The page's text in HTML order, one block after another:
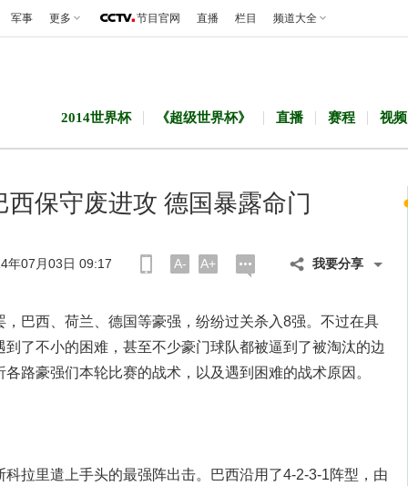
军事 更多 节目官网 直播 栏目 频道大全
2014世界杯 《超级世界杯》 直播 赛程 视频
西保守废进攻 德国暴露命门
年07月03日 09:17 A- A+ 我要分享
巴西、荷兰、德国等豪强，纷纷过关杀入8强。不过在具
了不小的困难，甚至不少豪门球队都被逼到了被淘汰的边
路豪强们本轮比赛的战术，以及遇到困难的战术原因。
拉里遣上手头的最强阵出击。巴西沿用了4-2-3-1阵型，由